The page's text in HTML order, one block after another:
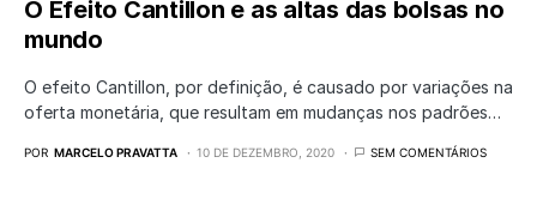
O Efeito Cantillon e as altas das bolsas no
mundo
O efeito Cantillon, por definição, é causado por variações na
oferta monetária, que resultam em mudanças nos padrões…
POR MARCELO PRAVATTA 10 DE DEZEMBRO, 2020 SEM COMENTÁRIOS